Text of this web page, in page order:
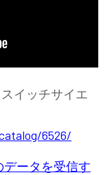
イッチサイエ
6526/
データを受信す